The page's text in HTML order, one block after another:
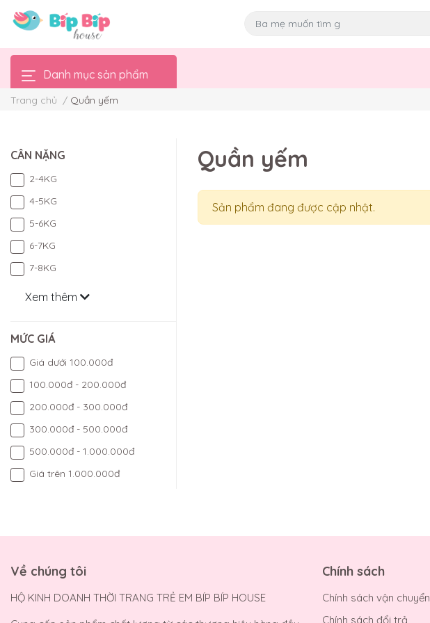
Danh mục sản phẩm
Trang chủ / Quần yếm
CÂN NẶNG
2-4KG
4-5KG
5-6KG
6-7KG
7-8KG
Xem thêm
MỨC GIÁ
Giá dưới 100.000đ
100.000đ - 200.000đ
200.000đ - 300.000đ
300.000đ - 500.000đ
500.000đ - 1.000.000đ
Giá trên 1.000.000đ
Quần yếm
Sản phẩm đang được cập nhật.
Về chúng tôi
HỘ KINH DOANH THỜI TRANG TRẺ EM BÍP BÍP HOUSE
Chính sách
Chính sách vận chuyển
Chính sách đổi trả